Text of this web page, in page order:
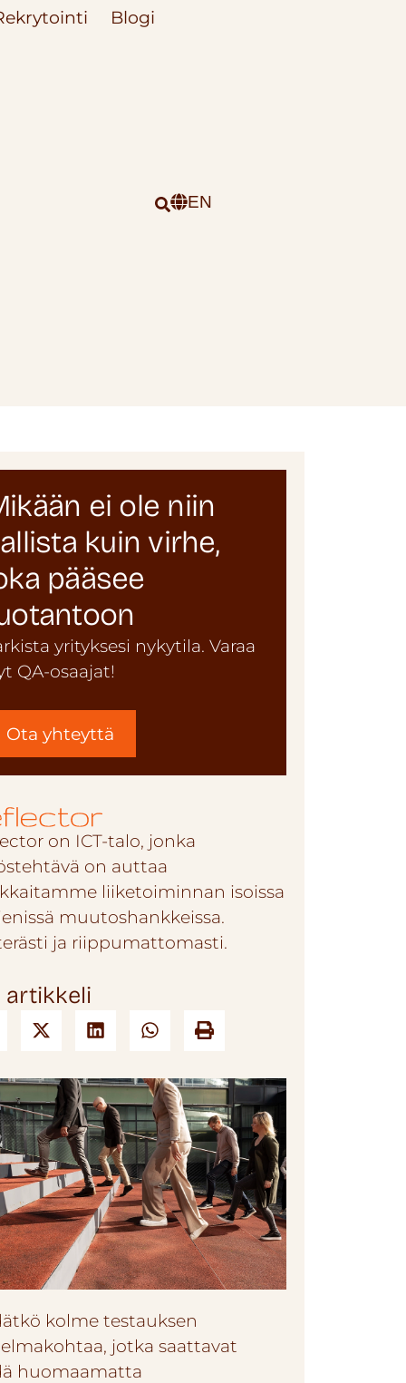
Blogi
EN
ei ole niin
kuin virhe,
pääsee
yrityksesi nykytila. Varaa
QA-osaajat!
Ota yhteyttä
on ICT-talo, jonka
on auttaa
liiketoiminnan isoissa
muutoshankkeissa.
ja riippumattomasti.
artikkeli
kolme testauksen
jotka saattavat
huomaamatta